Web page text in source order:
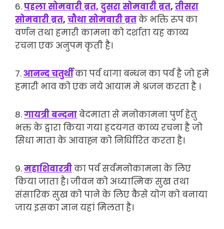
6.पहला सोमवारी ब्रत, दुसरा सोमवारी ब्रत, तीसरा
सोमवारी ब्रत, चौथा सोमवारी ब्रतके भक्ति रुप का
वर्णन तथा हमारी कामना को दर्शाता यह काव्य
रचना एक अनुपम कृती है।
7.आनन्द चतुर्थीका पर्व धागा बन्धन का पर्व है जो हमे
हमारी भाव को एक नये आयाम मे श्रजन करता है ।
8.गायत्री बन्दनाबेदमाता से मनोकामना पुर्ण हेतु
भक्त के द्वारा किया गया ह्रदयगत काव्य रचना है जो
सिधा माता के आवाह्न को निर्धिारित करता है।
9.महाशिवारत्रीका पर्व सर्वमनोकामना के लिए
किया जाता है। जीवन को अध्यात्मिक सुख तथा
संसारिक सुख को पाने के लिए कैसे योग को बनाया
जाय इसका ज्ञान यहां मिलता है।